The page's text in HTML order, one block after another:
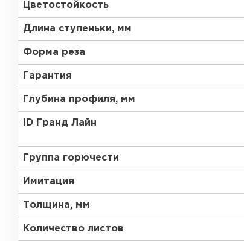
Цветостойкость
Длина ступеньки, мм
Форма реза
Гарантия
Глубина профиля, мм
ID Гранд Лайн
Группа горючести
Имитация
Толщина, мм
Количество листов